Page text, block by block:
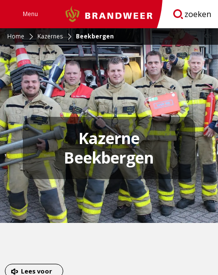
Menu Brandweer zoeken
Home Kazernes Beekbergen
Kazerne
Beekbergen
Lees voor